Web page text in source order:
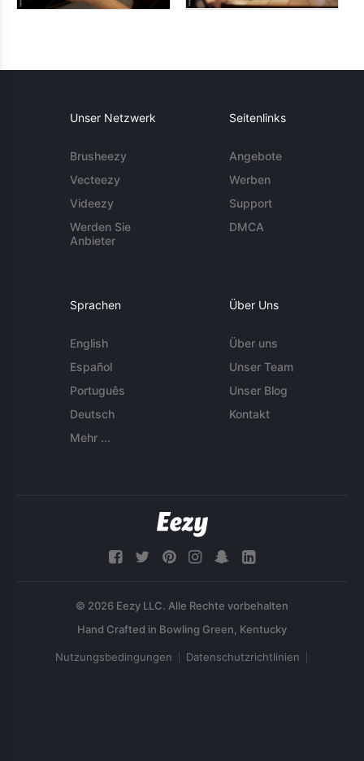
Unser Netzwerk
Brusheezy
Vecteezy
Videezy
Werden Sie
Anbieter
Seitenlinks
Angebote
Werben
Support
DMCA
Sprachen
English
Español
Português
Deutsch
Mehr ...
Über Uns
Über uns
Unser Team
Unser Blog
Kontakt
© 2026 Eezy LLC. Alle Rechte vorbehalten
Nutzungsbedingungen Datenschutzrichtlinien